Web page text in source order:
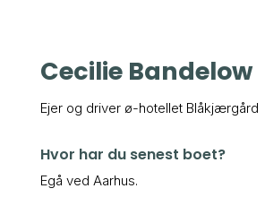
Cecilie Bandelow
Ejer og driver ø-hotellet Blåkjærgård
Hvor har du senest boet?
Egå ved Aarhus.